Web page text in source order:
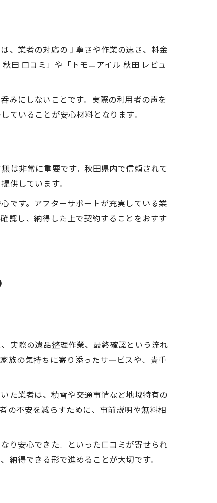
、業者の対応の丁寧さや作業の速さ、料金
田 口コミ」や「トモニアイル 秋田 レビュ
みにしないことです。実際の利用者の声を
ていることが安心材料となります。
は非常に重要です。秋田県内で信頼されて
供しています。
です。アフターサポートが充実している業
認し、納得した上で契約することをおすす
実際の遺品整理作業、最終確認という流れ
族の気持ちに寄り添ったサービスや、貴重
た業者は、積雪や交通事情など地域特有の
の不安を減らすために、事前説明や無料相
り安心できた」といった口コミが寄せられ
得できる形で進めることが大切です。